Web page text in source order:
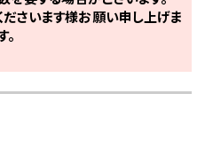
さいます様お願い申し上げま
。